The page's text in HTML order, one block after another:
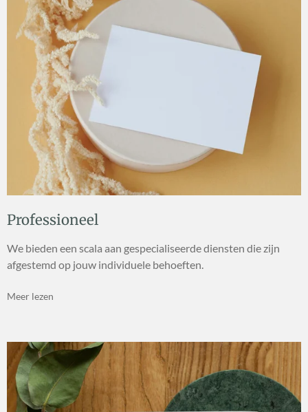
Professioneel
We bieden een scala aan gespecialiseerde diensten die zijn
afgestemd op jouw individuele behoeften.
Meer lezen